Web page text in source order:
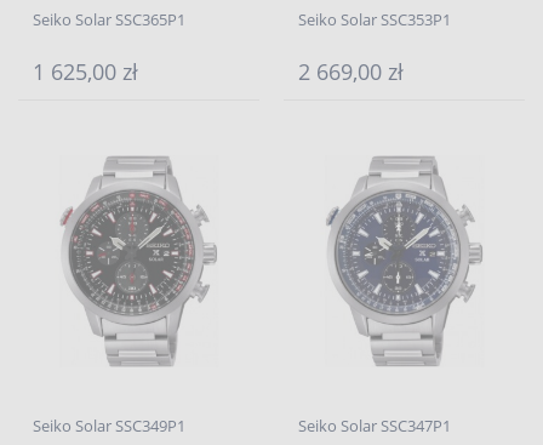
Seiko Solar SSC365P1
1 625,00 zł
Seiko Solar SSC353P1
2 669,00 zł
Seiko Solar SSC349P1 Seiko Solar SSC347P1